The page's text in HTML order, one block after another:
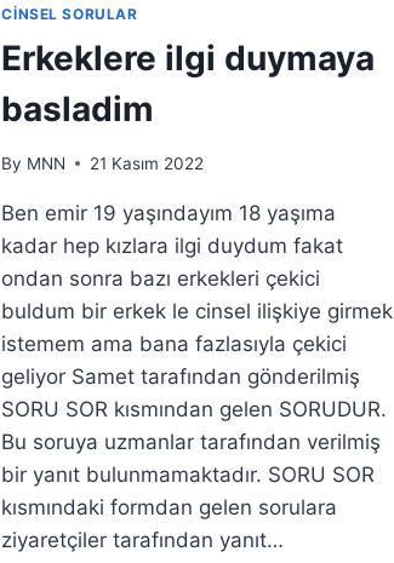
CINSEL SORULAR
Erkeklere ilgi duymaya
basladim
By MNN 21 Kasım 2022
Ben emir 19 yaşındayım 18 yaşıma
kadar hep kızlara ilgi duydum fakat
ondan sonra bazı erkekleri çekici
buldum bir erkek le cinsel ilişkiye girmek
istemem ama bana fazlasıyla çekici
geliyor Samet tarafından gönderilmiş
SORU SOR kısmından gelen SORUDUR.
Bu soruya uzmanlar tarafından verilmiş
bir yanıt bulunmamaktadır. SORU SOR
kısmındaki formdan gelen sorulara
ziyaretçiler tarafından yanıt…